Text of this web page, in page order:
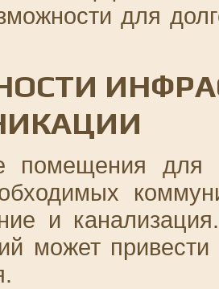
для
помещения для
и
может